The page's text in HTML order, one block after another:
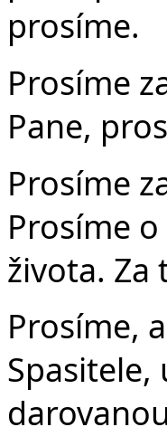
prosíme.
Prosíme
Pane,
Prosíme
Prosíme
života. Za
Prosíme,